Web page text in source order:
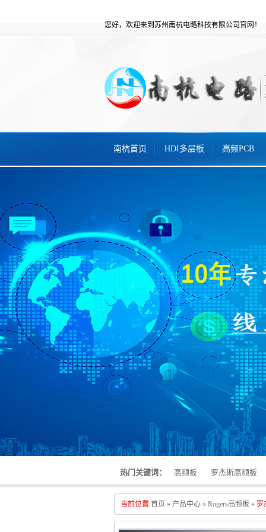
您好，欢迎来到苏州南杭电路科技有限公司官网！
南杭首页 HDI多层板 高频PCB
热门关键词： 高频板 罗杰斯高频板
当前位置:首页 » 产品中心 » Rogers高频板 » 罗